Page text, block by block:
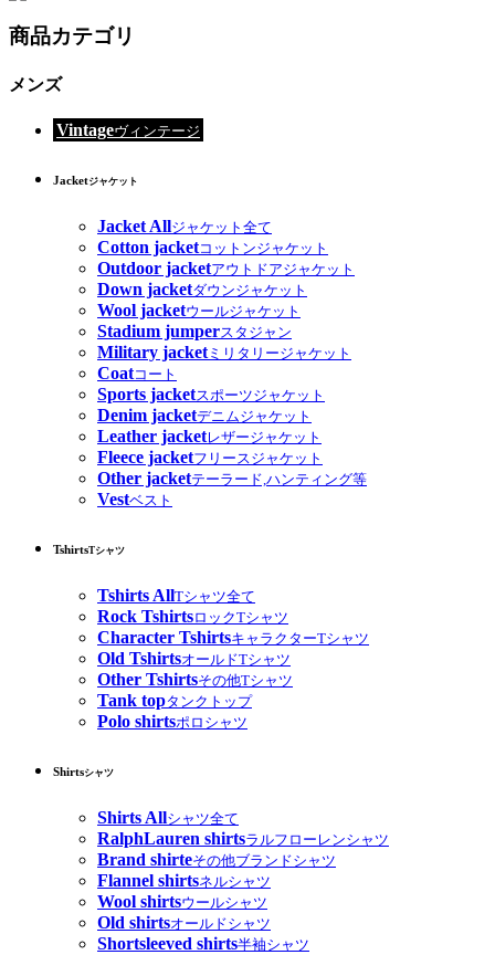
商品カテゴリ
メンズ
Vintageヴィンテージ
Jacketジャケット
Jacket Allジャケット全て
Cotton jacketコットンジャケット
Outdoor jacketアウトドアジャケット
Down jacketダウンジャケット
Wool jacketウールジャケット
Stadium jumperスタジャン
Military jacketミリタリージャケット
Coatコート
Sports jacketスポーツジャケット
Denim jacketデニムジャケット
Leather jacketレザージャケット
Fleece jacketフリースジャケット
Other jacketテーラード,ハンティング等
Vestベスト
TshirtsTシャツ
Tshirts AllTシャツ全て
Rock TshirtsロックTシャツ
Character TshirtsキャラクターTシャツ
Old TshirtsオールドTシャツ
Other Tshirtsその他Tシャツ
Tank topタンクトップ
Polo shirtsポロシャツ
Shirtsシャツ
Shirts Allシャツ全て
RalphLauren shirtsラルフローレンシャツ
Brand shirteその他ブランドシャツ
Flannel shirtsネルシャツ
Wool shirtsウールシャツ
Old shirtsオールドシャツ
Shortsleeved shirts半袖シャツ